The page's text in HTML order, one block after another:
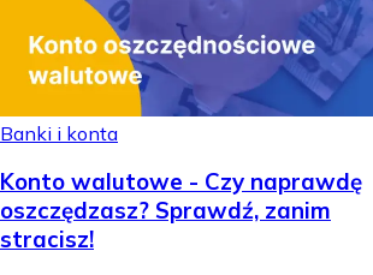
Banki i konta
Konto walutowe - Czy naprawdę
oszczędzasz? Sprawdź, zanim
stracisz!